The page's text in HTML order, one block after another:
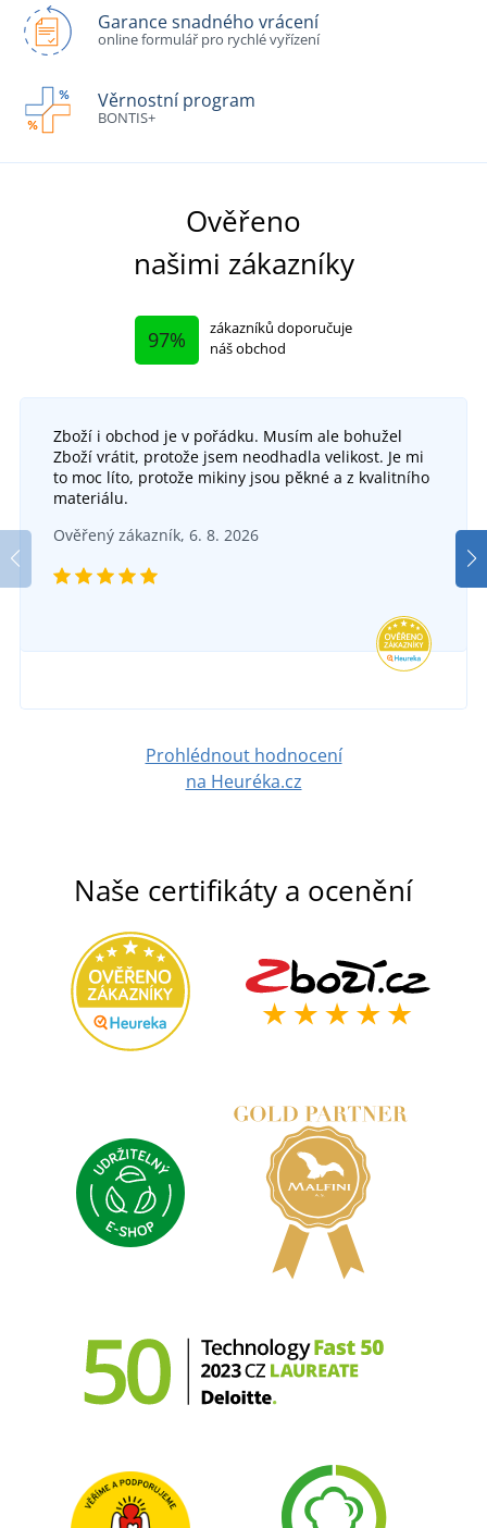
Garance snadného vrácení
online formulář pro rychlé vyřízení
Věrnostní program
BONTIS+
Ověřeno
našimi zákazníky
97%
zákazníků doporučuje
náš obchod
Zboží i obchod je v pořádku. Musím ale bohužel
Zboží vrátit, protože jsem neodhadla velikost. Je mi
to moc líto, protože mikiny jsou pěkné a z kvalitního
materiálu.
Ověřený zákazník, 6. 8. 2026
Prohlédnout hodnocení
na Heuréka.cz
Naše certifikáty a ocenění